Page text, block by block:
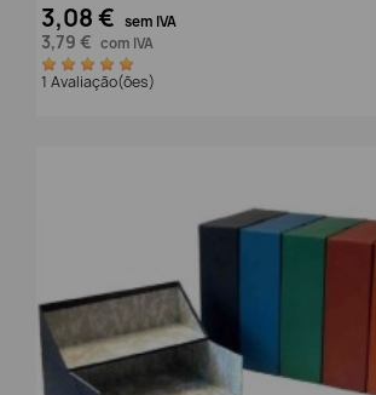
3,08 € sem IVA
3,79 € com IVA
1 Avaliação(ões)